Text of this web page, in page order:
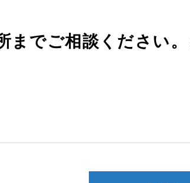
までご相談ください